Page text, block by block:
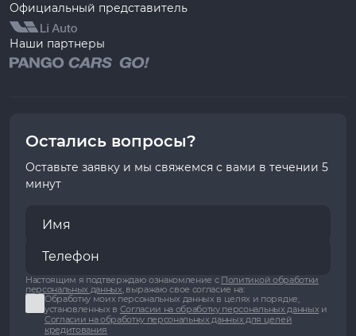
Официальный представитель
Наши партнеры
Остались вопросы?
Оставьте заявку и мы свяжемся с вами в течении 5
минут
Настоящим я подтверждаю ознакомление с Политикой обработки
персональных данных, выражаю свое согласие на:
Обработку моих персональных данных в целях и порядке,
установленных в Согласии на обработку персональных данныхи
Согласии на обработку персональных данных для целей
кредитования